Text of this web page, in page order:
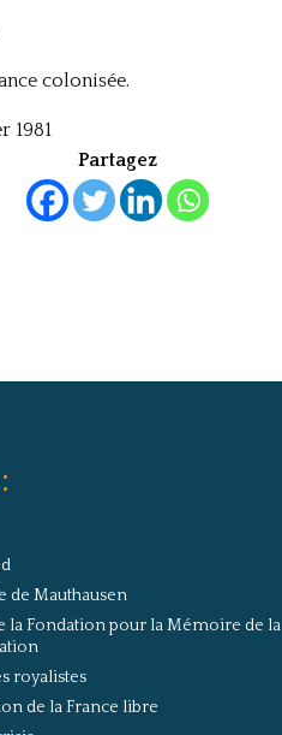
colonisée.
1981
Partagez
de Mauthausen
la Fondation pour la Mémoire de la
royalistes
de la France libre